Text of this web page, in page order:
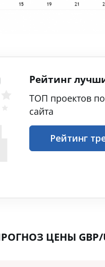
Рейтинг
ТОП проектов
сайта
Рейтинг
ЦЕНЫ GBP/